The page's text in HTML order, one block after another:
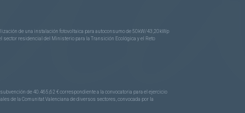
de una instalación fotovoltaica para autoconsumo de 50kW/43,20kWp
residencial del Ministerio para la Transición Ecológica y el Reto
subvención de 40.465,62 € correspondiente a la convocatoria para el ejercicio
de la Comunitat Valenciana de diversos sectores, convocada por la